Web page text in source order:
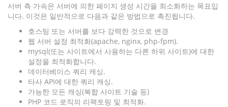
서버 측 가속은 서버에 의한 페이지 생성 시간을 최소화하는 목표입
니다. 이것은 일반적으로 다음과 같은 방법으로 촉진됩니다.
호스팅 또는 서버를 보다 강력한 것으로 변경
웹 서버 설정 최적화(apache, nginx, php-fpm).
mysql(또는 사이트에서 사용하는 다른 하위 사이트)에 대한
설정을 최적화합니다.
데이터베이스 쿼리 캐싱.
타사 API에 대한 쿼리 캐싱.
가능한 모든 캐싱(복합 사이트 기술 등)
PHP 코드 로직의 리팩토링 및 최적화.